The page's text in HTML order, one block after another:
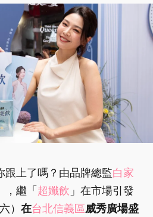
跟上了嗎？由品牌總監白家
，繼「 超孅飲 」在市場引發
） 在台北信義區威秀廣場盛